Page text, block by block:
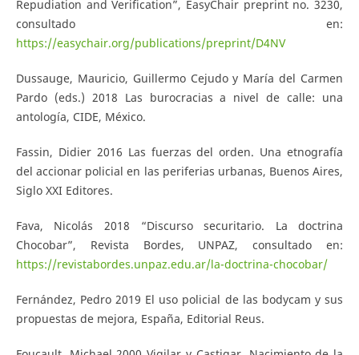
Repudiation and Verification”, EasyChair preprint no. 3230,
consultado en:
https://easychair.org/publications/preprint/D4NV
Dussauge, Mauricio, Guillermo Cejudo y María del Carmen
Pardo (eds.) 2018 Las burocracias a nivel de calle: una
antología, CIDE, México.
Fassin, Didier 2016 Las fuerzas del orden. Una etnografía
del accionar policial en las periferias urbanas, Buenos Aires,
Siglo XXI Editores.
Fava, Nicolás 2018 “Discurso securitario. La doctrina
Chocobar”, Revista Bordes, UNPAZ, consultado en:
https://revistabordes.unpaz.edu.ar/la-doctrina-chocobar/
Fernández, Pedro 2019 El uso policial de las bodycam y sus
propuestas de mejora, España, Editorial Reus.